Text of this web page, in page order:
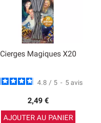
Cierges Magiques X20
4.8 / 5 - 5 avis
2,49 €
AJOUTER AU PANIER